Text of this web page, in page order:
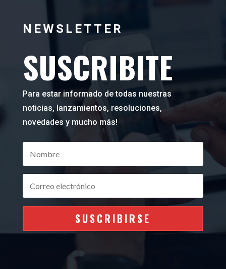
NEWSLETTER
SUSCRIBITE
Para estar informado de todas nuestras
noticias, lanzamientos, resoluciones,
novedades y mucho más!
SUSCRIBIRSE